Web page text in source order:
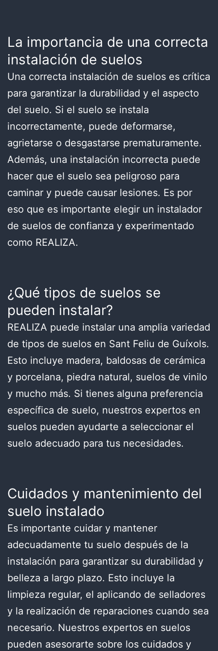
La importancia de una correcta
instalación de suelos
Una correcta instalación de suelos es crítica
para garantizar la durabilidad y el aspecto
del suelo. Si el suelo se instala
incorrectamente, puede deformarse,
agrietarse o desgastarse prematuramente.
Además, una instalación incorrecta puede
hacer que el suelo sea peligroso para
caminar y puede causar lesiones. Es por
eso que es importante elegir un instalador
de suelos de confianza y experimentado
como REALIZA.
¿Qué tipos de suelos se
pueden instalar?
REALIZA puede instalar una amplia variedad
de tipos de suelos en Sant Feliu de Guíxols.
Esto incluye madera, baldosas de cerámica
y porcelana, piedra natural, suelos de vinilo
y mucho más. Si tienes alguna preferencia
específica de suelo, nuestros expertos en
suelos pueden ayudarte a seleccionar el
suelo adecuado para tus necesidades.
Cuidados y mantenimiento del
suelo instalado
Es importante cuidar y mantener
adecuadamente tu suelo después de la
instalación para garantizar su durabilidad y
belleza a largo plazo. Esto incluye la
limpieza regular, el aplicando de selladores
y la realización de reparaciones cuando sea
necesario. Nuestros expertos en suelos
pueden asesorarte sobre los cuidados y